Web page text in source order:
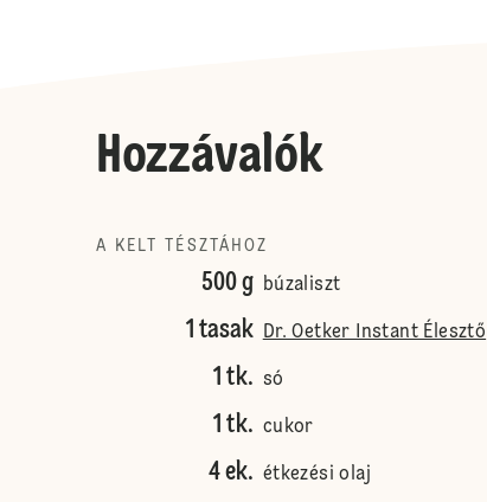
Hozzávalók
A KELT TÉSZTÁHOZ
500 g búzaliszt
1 tasak Dr. Oetker Instant Élesztő
1 tk. só
1 tk. cukor
4 ek. étkezési olaj